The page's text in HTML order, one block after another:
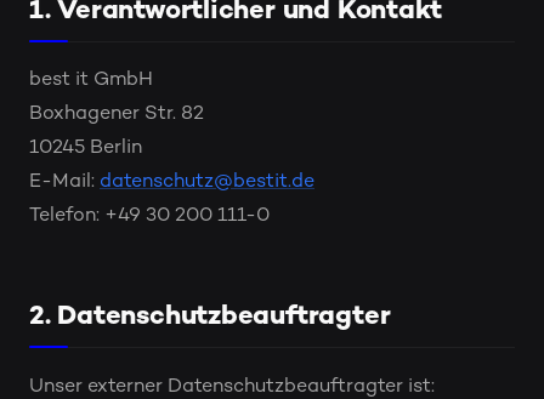
1. Verantwortlicher und Kontakt
best it GmbH
Boxhagener Str. 82
10245 Berlin
E-Mail: datenschutz@bestit.de
Telefon: +49 30 200 111-0
2. Datenschutzbeauftragter
Unser externer Datenschutzbeauftragter ist: